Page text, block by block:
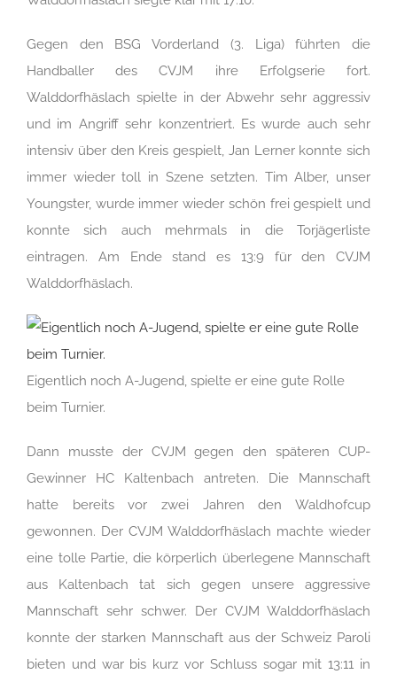
Gegen den BSG Vorderland (3. Liga) führten die
Handballer des CVJM ihre Erfolgserie fort.
Walddorfhäslach spielte in der Abwehr sehr aggressiv
und im Angriff sehr konzentriert. Es wurde auch sehr
intensiv über den Kreis gespielt, Jan Lerner konnte sich
immer wieder toll in Szene setzten. Tim Alber, unser
Youngster, wurde immer wieder schön frei gespielt und
konnte sich auch mehrmals in die Torjägerliste
eintragen. Am Ende stand es 13:9 für den CVJM
Walddorfhäslach.
Eigentlich noch A-Jugend, spielte er eine gute Rolle
beim Turnier.
Dann musste der CVJM gegen den späteren CUP-
Gewinner HC Kaltenbach antreten. Die Mannschaft
hatte bereits vor zwei Jahren den Waldhofcup
gewonnen. Der CVJM Walddorfhäslach machte wieder
eine tolle Partie, die körperlich überlegene Mannschaft
aus Kaltenbach tat sich gegen unsere aggressive
Mannschaft sehr schwer. Der CVJM Walddorfhäslach
konnte der starken Mannschaft aus der Schweiz Paroli
bieten und war bis kurz vor Schluss sogar mit 13:11 in